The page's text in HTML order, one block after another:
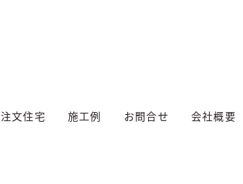
注文住宅 施工例 お問合せ 会社概要